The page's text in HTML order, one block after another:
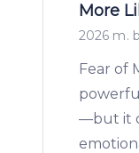
More
2026 m.
Fear of
—but it